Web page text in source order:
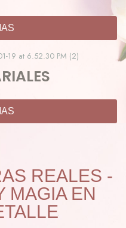
REALES -
MAGIA EN